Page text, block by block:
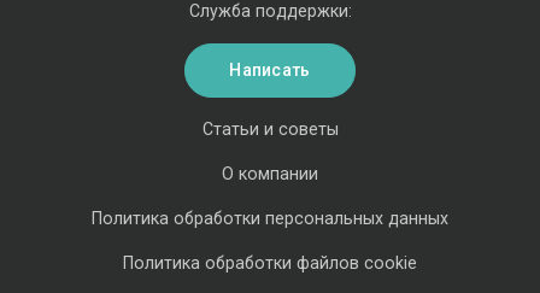
Статьи и советы
О компании
Политика обработки персональных данных
Политика обработки файлов cookie
Служба поддержки:
Написать